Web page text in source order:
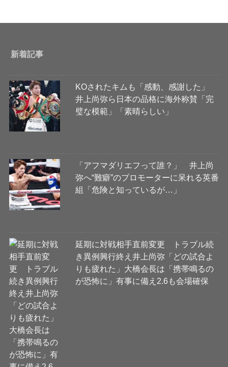
新着記事
KOされたキムも「感動、感謝した」
井上尚弥ら日本の品格に海外称賛「完
璧な模範」「素晴らしい」
「アフマダリエフって誰？」 井上尚
弥へ“難癖”のプロモーターに呆れる英番
組「危険と知っているが…」
延期に対戦相手直前変更 トラブル続
き異例興行終え井上尚弥「どの試合よ
りも疲れた」大橋会長は「携帯鳴るの
が恐怖に」有事に備え2.6も会場確保